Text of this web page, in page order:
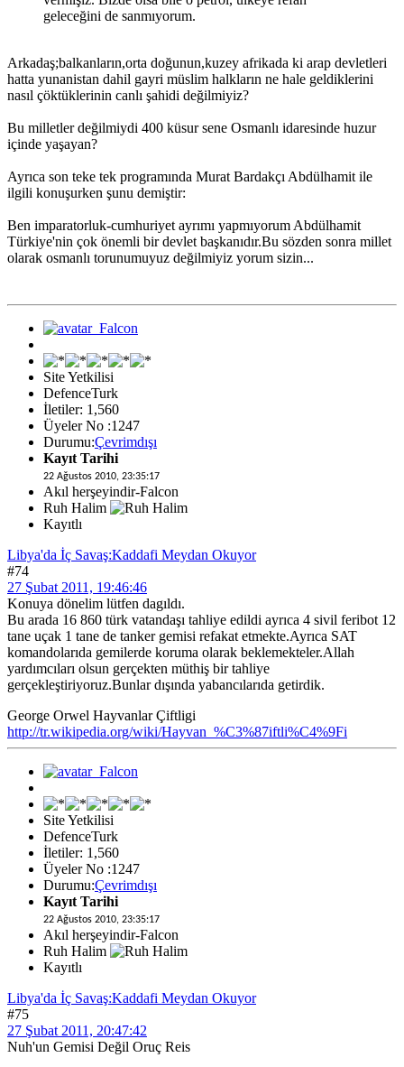
geleceğini de sanmıyorum.
Arkadaş;balkanların,orta doğunun,kuzey afrikada ki arap devletleri
hatta yunanistan dahil gayri müslim halkların ne hale geldiklerini
nasıl çöktüklerinin canlı şahidi değilmiyiz?
Bu milletler değilmiydi 400 küsur sene Osmanlı idaresinde huzur
içinde yaşayan?
Ayrıca son teke tek programında Murat Bardakçı Abdülhamit ile
ilgili konuşurken şunu demiştir:
Ben imparatorluk-cumhuriyet ayrımı yapmıyorum Abdülhamit
Türkiye'nin çok önemli bir devlet başkanıdır.Bu sözden sonra millet
olarak osmanlı torunumuyuz değilmiyiz yorum sizin...
Site Yetkilisi
DefenceTurk
İletiler: 1,560
Üyeler No :1247
Durumu:Çevrimdışı
Kayıt Tarihi
22 Ağustos 2010, 23:35:17
Akıl herşeyindir-Falcon
Ruh Halim
Kayıtlı
Libya'da İç Savaş:Kaddafi Meydan Okuyor
#74
27 Şubat 2011, 19:46:46
Konuya dönelim lütfen dagıldı.
Bu arada 16 860 türk vatandaşı tahliye edildi ayrıca 4 sivil feribot 12
tane uçak 1 tane de tanker gemisi refakat etmekte.Ayrıca SAT
komandolarıda gemilerde koruma olarak beklemekteler.Allah
yardımcıları olsun gerçekten müthiş bir tahliye
gerçekleştiriyoruz.Bunlar dışında yabancılarıda getirdik.
George Orwel Hayvanlar Çiftligi
http://tr.wikipedia.org/wiki/Hayvan_%C3%87iftli%C4%9Fi
Site Yetkilisi
DefenceTurk
İletiler: 1,560
Üyeler No :1247
Durumu:Çevrimdışı
Kayıt Tarihi
22 Ağustos 2010, 23:35:17
Akıl herşeyindir-Falcon
Ruh Halim
Kayıtlı
Libya'da İç Savaş:Kaddafi Meydan Okuyor
#75
27 Şubat 2011, 20:47:42
Nuh'un Gemisi Değil Oruç Reis